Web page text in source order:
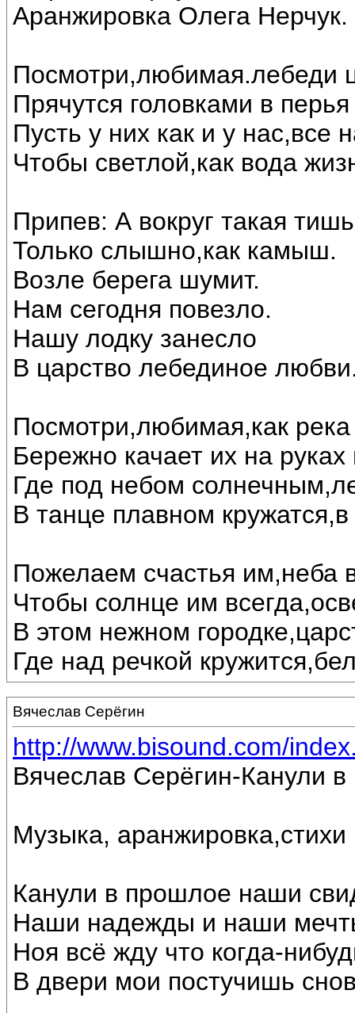
Аранжировка Олега
Посмотри,любимая.лебеди
Прячутся головками в
Пусть у них как и у нас,все
Чтобы светлой,как вода
Припев: А вокруг такая
Только слышно,как камыш.
Возле берега шумит.
Нам сегодня повезло.
Нашу лодку занесло
В царство лебединое
Посмотри,любимая,как река
Бережно качает их на
Где под небом
В танце плавном
Пожелаем счастья им,неба
Чтобы солнце им
В этом нежном
Где над речкой
Вячеслав Серёгин
http://www.bisound.com/
Вячеслав Серёгин-Канули
Музыка,
Канули в прошлое наши
Наши надежды и наши
Ноя всё жду что когда-
В двери мои постучишь